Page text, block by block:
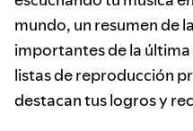
mundo, un resumen de
importantes de la
listas de reproducción
destacan tus logros y